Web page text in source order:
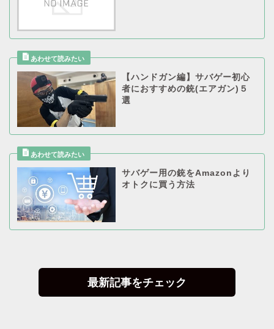
【ハンドガン編】サバゲー初心
者におすすめの銃(エアガン)５
選
サバゲー用の銃をAmazonより
オトクに買う方法
最新記事をチェック